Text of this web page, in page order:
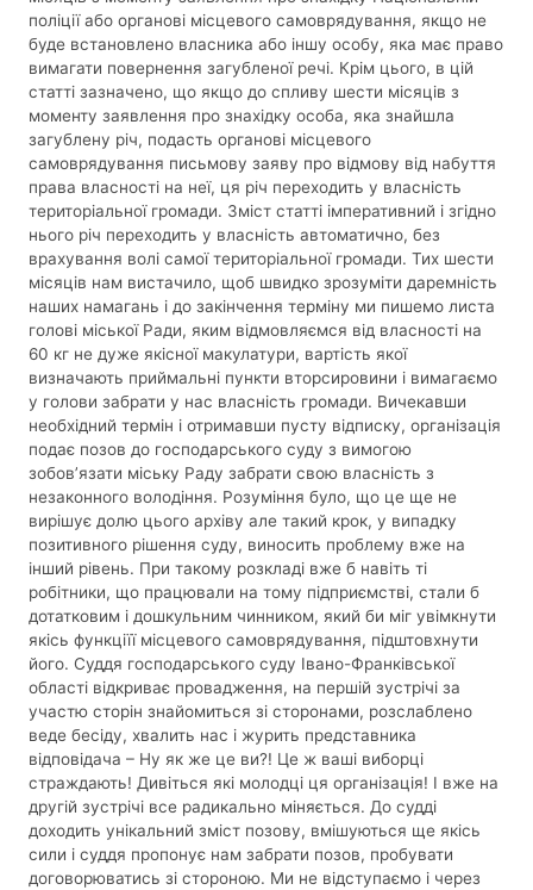
поліції або органові місцевого самоврядування, якщо не
буде встановлено власника або іншу особу, яка має право
вимагати повернення загубленої речі. Крім цього, в цій
статті зазначено, що якщо до спливу шести місяців з
моменту заявлення про знахідку особа, яка знайшла
загублену річ, подасть органові місцевого
самоврядування письмову заяву про відмову від набуття
права власності на неї, ця річ переходить у власність
територіальної громади. Зміст статті імперативний і згідно
нього річ переходить у власність автоматично, без
врахування волі самої територіальної громади. Тих шести
місяців нам вистачило, щоб швидко зрозуміти даремність
наших намагань і до закінчення терміну ми пишемо листа
голові міської Ради, яким відмовляємся від власності на
60 кг не дуже якісної макулатури, вартість якої
визначають приймальні пункти вторсировини і вимагаємо
у голови забрати у нас власність громади. Вичекавши
необхідний термін і отримавши пусту відписку, організація
подає позов до господарського суду з вимогою
зобов’язати міську Раду забрати свою власність з
незаконного володіння. Розуміння було, що це ще не
вирішує долю цього архіву але такий крок, у випадку
позитивного рішення суду, виносить проблему вже на
інший рівень. При такому розкладі вже б навіть ті
робітники, що працювали на тому підприємстві, стали б
дотатковим і дошкульним чинником, який би міг увімкнути
якісь функціїї місцевого самоврядування, підштовхнути
його. Суддя господарського суду Івано-Франківської
області відкриває провадження, на першій зустрічі за
участю сторін знайомиться зі сторонами, розслаблено
веде бесіду, хвалить нас і журить представника
відповідача – Ну як же це ви?! Це ж ваші виборці
страждають! Дивіться які молодці ця організація! І вже на
другій зустрічі все радикально міняється. До судді
доходить унікальний зміст позову, вмішуються ще якісь
сили і суддя пропонує нам забрати позов, пробувати
договорюватись зі стороною. Ми не відступаємо і через